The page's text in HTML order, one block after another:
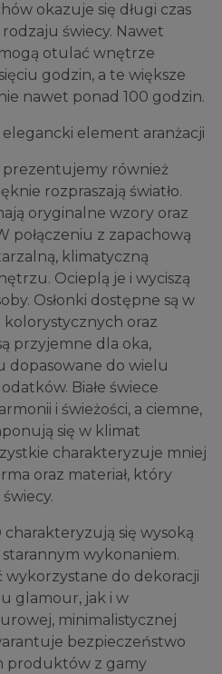
okazuje się długi czas
świecy. Nawet
otulać wnętrze
godzin, a te większe
nawet ponad 100 godzin.
elegancki element aranżacji
również
rozpraszają światło.
oryginalne wzory oraz
połączeniu z zapachową
klimatyczną
Ocieplą je i wyciszą
Osłonki dostępne są w
oraz
przyjemne dla oka,
dopasowane do wielu
Białe świece
i świeżości, a ciemne,
się w klimat
charakteryzuje mniej
oraz materiał, który
charakteryzują się wysoką
wykonaniem.
wykorzystane do dekoracji
glamour, jak i w
minimalistycznej
bezpieczeństwo
produktów z gamy